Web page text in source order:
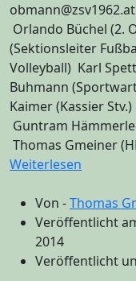
Orlando Büchel (2.
(Sektionsleiter
Volleyball) Karl
Buhmann
Kaimer (Kassier
Guntram
Thomas Gmeiner
Weiterlesen
Von -Thomas
Veröffentlicht
2014
Veröffentlicht